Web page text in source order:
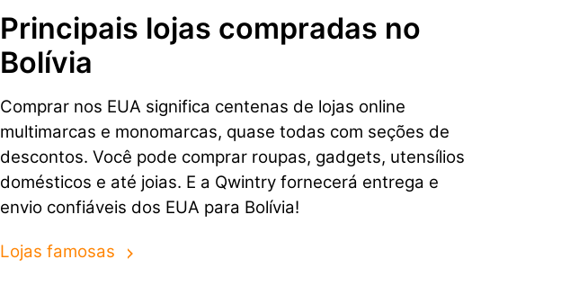
Principais lojas compradas no
Bolívia
Comprar nos EUA significa centenas de lojas online
multimarcas e monomarcas, quase todas com seções de
descontos. Você pode comprar roupas, gadgets, utensílios
domésticos e até joias. E a Qwintry fornecerá entrega e
envio confiáveis dos EUA para Bolívia!
Lojas famosas